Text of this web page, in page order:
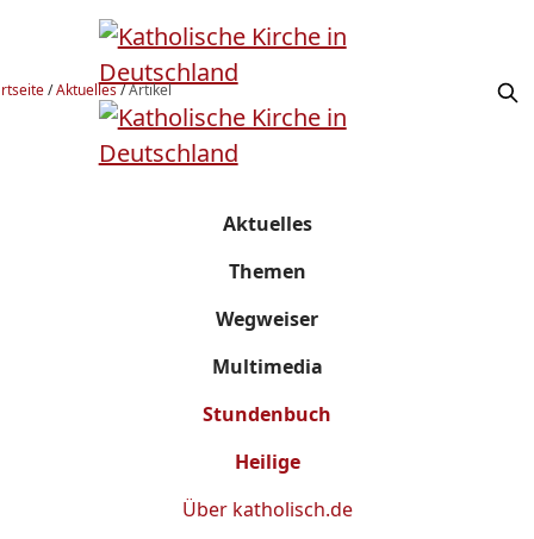
/Aktuelles/Artikel
Aktuelles
Themen
Wegweiser
Multimedia
Stundenbuch
Heilige
Über katholisch.de